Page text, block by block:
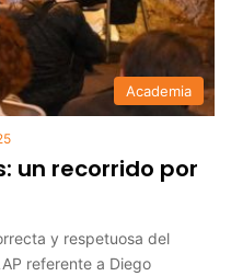
Academia
un recorrido por
y respetuosa del
referente a Diego